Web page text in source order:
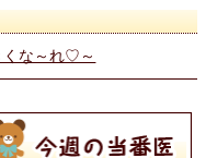
くな～れ♡～